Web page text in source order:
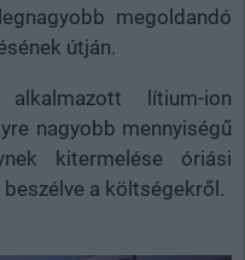
megoldandó
útján.
lítium-ion
nagyobb mennyiségű
kitermelése óriási
a költségekről.